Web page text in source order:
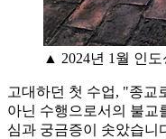
▲ 2024년 1월 인
고대하던 첫 수업, "종교
아닌 수행으로서의 불교
심과 궁금증이 솟았습니